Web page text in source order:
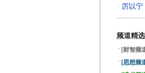
· 厉以宁
频道精选
· [财智频
· [思想频